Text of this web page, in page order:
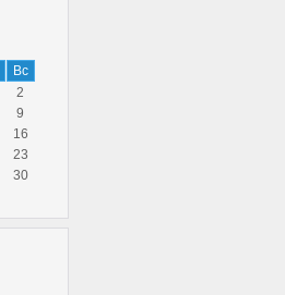
Вс
2
9
16
23
30